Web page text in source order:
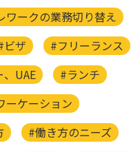
ワークの業務切り替え
ビザ
#フリーランス
UAE
#ランチ
ーケーション
#働き方のニーズ